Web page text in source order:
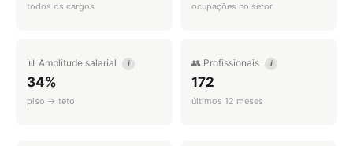
todos os cargos ocupações no setor
📊 Amplitude salarial i
34%
piso → teto
👥 Profissionais i
172
últimos 12 meses